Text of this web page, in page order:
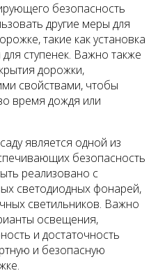
безопасность
другие меры для
такие как установка
ступенек. Важно также
дорожки,
свойствами, чтобы
время дождя или
является одной из
безопасность
реализовано с
светодиодных фонарей,
светильников. Важно
освещения,
и достаточность
и безопасную